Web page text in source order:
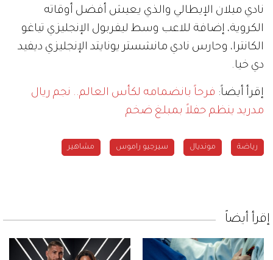
نادي ميلان الإيطالي والذي يعيش أفضل أوقاته
الكروية، إضافة للاعب وسط ليفربول الإنجليزي تياغو
الكانترا، وحارس نادي مانشستر يونايتد الإنجليزي ديفيد
دي خيا.
إقرأ أيضاً: فرحاً بانضمامه لكأس العالم.. نجم ريال
مدريد ينظم حفلاً بمبلغ ضخم
رياضة مونديال سيرجيو راموس مشاهير
إقرأ أيضاً